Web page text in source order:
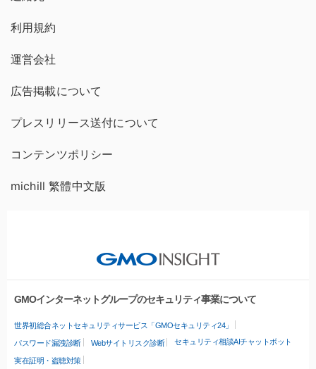
利用規約
運営会社
広告掲載について
プレスリリース送付について
コンテンツポリシー
michill 繁體中文版
GMOインターネットグループのセキュリティ事業について
世界初総合ネットセキュリティサービス「GMOセキュリティ24」
パスワード漏洩診断 Webサイトリスク診断 セキュリティ相談AIチャットボット
実在証明・盗聴対策